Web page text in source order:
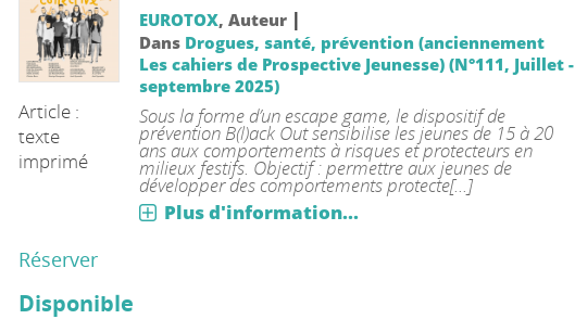
Article :
texte
imprimé
EUROTOX, Auteur |
Dans Drogues, santé, prévention (anciennement
Les cahiers de Prospective Jeunesse) (N°111, Juillet -
septembre 2025)
Sous la forme d’un escape game, le dispositif de
prévention B(l)ack Out sensibilise les jeunes de 15 à 20
ans aux comportements à risques et protecteurs en
milieux festifs. Objectif : permettre aux jeunes de
développer des comportements protecte[...]
Plus d'information...
Réserver
Disponible